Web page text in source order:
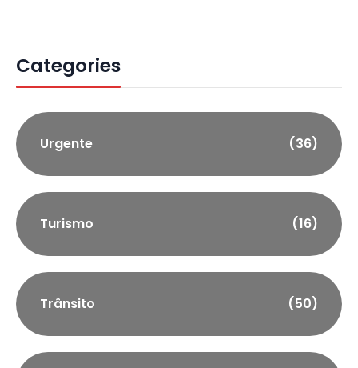
Categories
Urgente (36)
Turismo (16)
Trânsito (50)